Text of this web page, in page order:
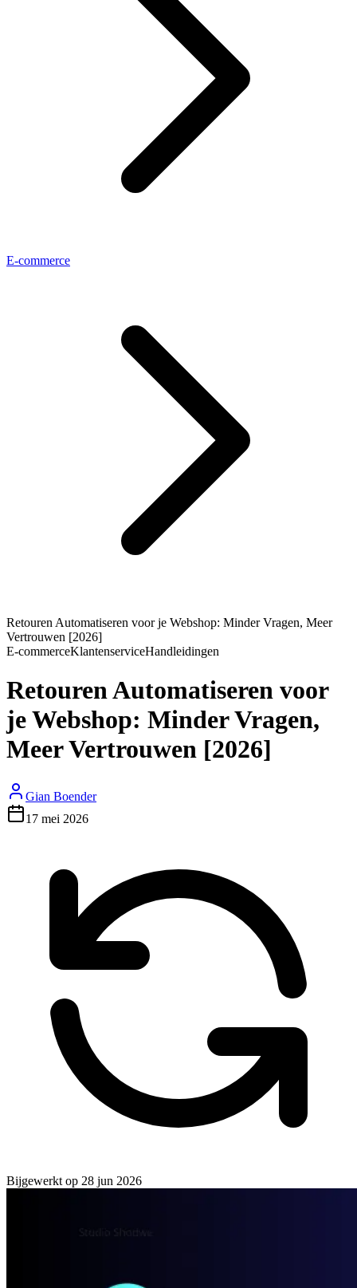
E-commerce
Retouren Automatiseren voor je Webshop: Minder Vragen, Meer
Vertrouwen [2026]
E-commerceKlantenserviceHandleidingen
Retouren Automatiseren voor
je Webshop: Minder Vragen,
Meer Vertrouwen [2026]
Gian Boender
17 mei 2026
Bijgewerkt op 28 jun 2026